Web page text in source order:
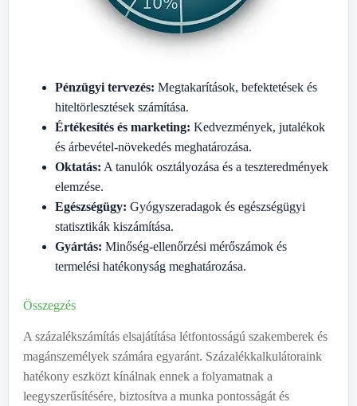
Pénzügyi tervezés: Megtakarítások, befektetések és
hiteltörlesztések számítása.
Értékesítés és marketing: Kedvezmények, jutalékok
és árbevétel-növekedés meghatározása.
Oktatás: A tanulók osztályozása és a teszteredmények
elemzése.
Egészségügy: Gyógyszeradagok és egészségügyi
statisztikák kiszámítása.
Gyártás: Minőség-ellenőrzési mérőszámok és
termelési hatékonyság meghatározása.
Összegzés
A százalékszámítás elsajátítása létfontosságú szakemberek és
magánszemélyek számára egyaránt. Százalékkalkulátoraink
hatékony eszközt kínálnak ennek a folyamatnak a
leegyszerűsítésére, biztosítva a munka pontosságát és